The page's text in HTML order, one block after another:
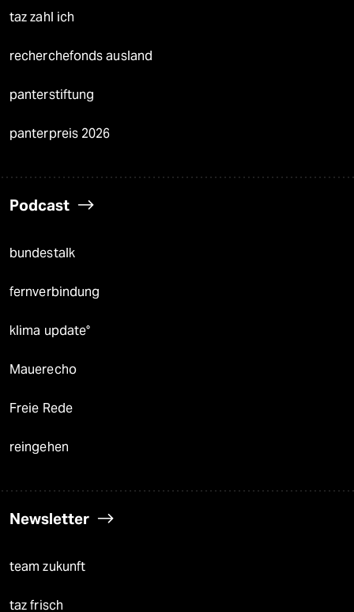
taz zahl ich
recherchefonds ausland
panterstiftung
panterpreis 2026
Podcast
bundestalk
fernverbindung
klima update°
Mauerecho
Freie Rede
reingehen
Newsletter
team zukunft
taz frisch